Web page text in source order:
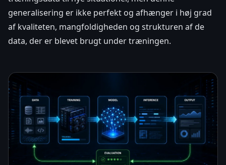
generalisering er ikke perfekt og afhænger i høj grad
af kvaliteten, mangfoldigheden og strukturen af de
data, der er blevet brugt under træningen.